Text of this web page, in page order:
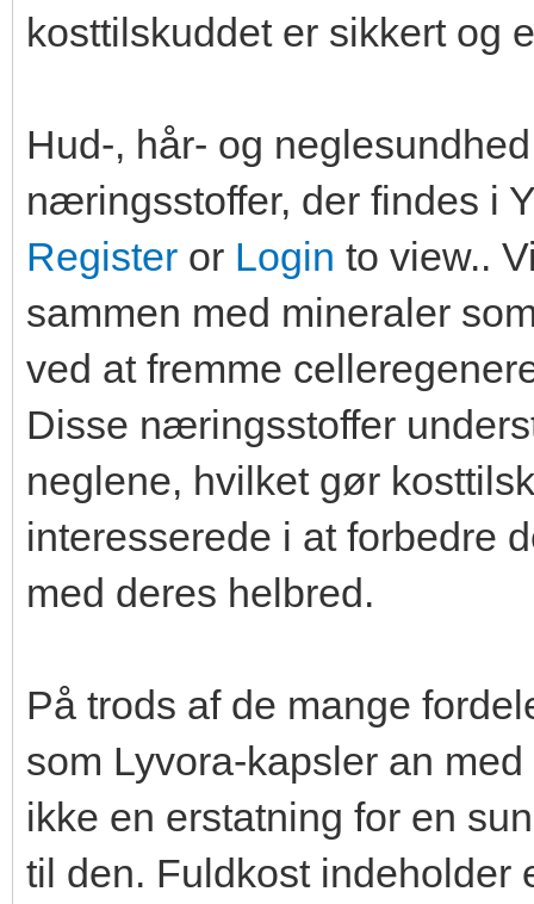
kosttilskuddet er sikkert og
Hud-, hår- og
næringsstoffer, der findes i
Register or Login to view..
sammen med mineraler
ved at fremme
Disse næringsstoffer
neglene, hvilket gør
interesserede i at forbedre
med deres helbred.
På trods af de mange
som Lyvora-kapsler an
ikke en erstatning for en
til den. Fuldkost indeholder